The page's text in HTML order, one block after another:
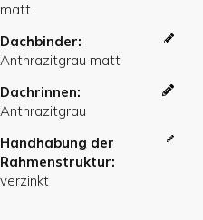
Dachbinder
Dachrinnen
Handhabung der
Rahmenstruktur